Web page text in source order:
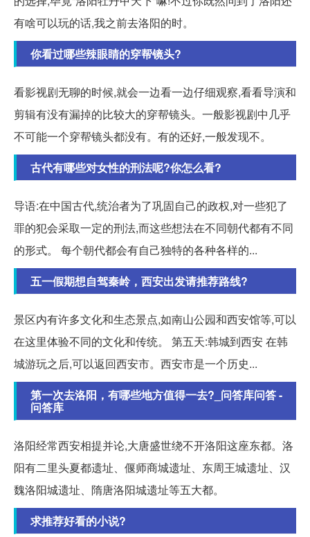
有啥可以玩的话,我之前去洛阳的时。
你看过哪些辣眼睛的穿帮镜头?
看影视剧无聊的时候,就会一边看一边仔细观察,看看导演和
剪辑有没有漏掉的比较大的穿帮镜头。一般影视剧中几乎
不可能一个穿帮镜头都没有。有的还好,一般发现不。
古代有哪些对女性的刑法呢?你怎么看?
导语:在中国古代,统治者为了巩固自己的政权,对一些犯了
罪的犯会采取一定的刑法,而这些想法在不同朝代都有不同
的形式。 每个朝代都会有自己独特的各种各样的...
五一假期想自驾秦岭，西安出发请推荐路线?
景区内有许多文化和生态景点,如南山公园和西安馆等,可以
在这里体验不同的文化和传统。 第五天:韩城到西安 在韩
城游玩之后,可以返回西安市。西安市是一个历史...
第一次去洛阳，有哪些地方值得一去?_问答库问答 -
问答库
洛阳经常西安相提并论,大唐盛世绕不开洛阳这座东都。洛
阳有二里头夏都遗址、偃师商城遗址、东周王城遗址、汉
魏洛阳城遗址、隋唐洛阳城遗址等五大都。
求推荐好看的小说?